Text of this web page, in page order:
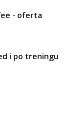
- oferta
i po treningu